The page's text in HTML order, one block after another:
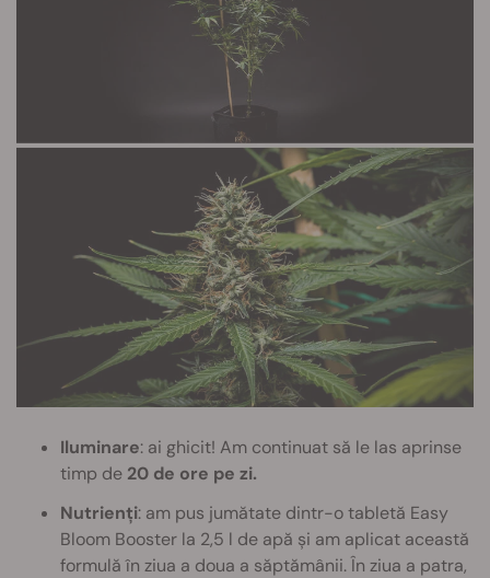
Iluminare: ai ghicit! Am continuat să le las aprinse
timp de 20 de ore pe zi.
Nutrienți: am pus jumătate dintr-o tabletă Easy
Bloom Booster la 2,5 l de apă și am aplicat această
formulă în ziua a doua a săptămânii. În ziua a patra,